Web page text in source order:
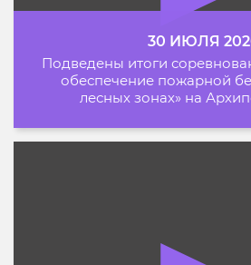
30 ИЮЛЯ
Подведены итоги
обеспечение пожарной
лесных зонах» на